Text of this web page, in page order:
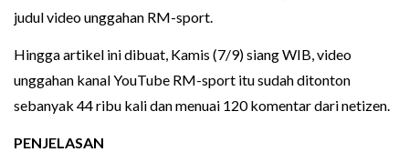
judul video unggahan RM-sport.
Hingga artikel ini dibuat, Kamis (7/9) siang WIB, video
unggahan kanal YouTube RM-sport itu sudah ditonton
sebanyak 44 ribu kali dan menuai 120 komentar dari netizen.
PENJELASAN